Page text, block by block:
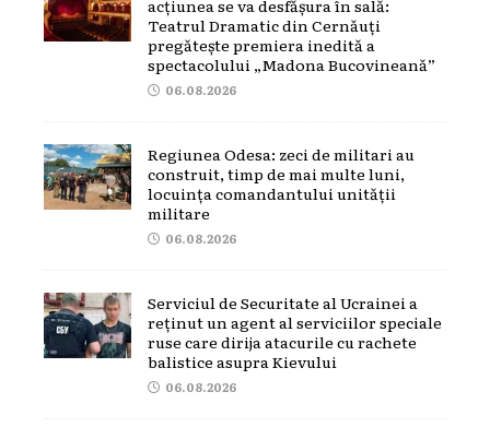
acțiunea se va desfășura în sală:
Teatrul Dramatic din Cernăuți
pregătește premiera inedită a
spectacolului „Madona Bucovineană”
06.08.2026
Regiunea Odesa: zeci de militari au
construit, timp de mai multe luni,
locuința comandantului unității
militare
06.08.2026
Serviciul de Securitate al Ucrainei a
reținut un agent al serviciilor speciale
ruse care dirija atacurile cu rachete
balistice asupra Kievului
06.08.2026